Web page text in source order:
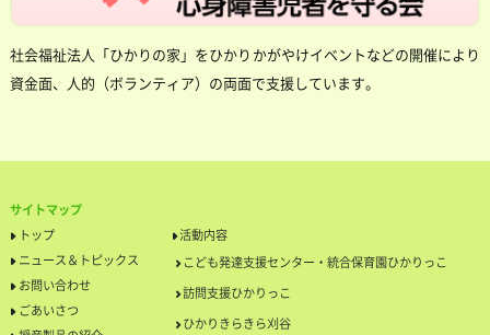
社会福祉法人「ひかりの家」をひかりかがやけイベントなどの開催により
資金面、人的（ボランティア）の両面で支援しています。
サイトマップ
トップ
ニュース＆トピックス
お問い合わせ
ごあいさつ
活動内容
こども発達支援センター・統合保育園ひかりっこ
訪問支援ひかりっこ
ひかりきらきら刈谷